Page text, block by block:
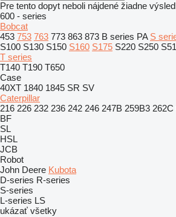
Pre tento dopyt neboli nájdené žiadne
600 - series
Bobcat
453 753 763 773 863 873 B series PA S
S100 S130 S150 S160 S175 S220 S250
T series
T140 T190 T650
Case
40XT 1840 1845 SR SV
Caterpillar
216 226 232 236 242 246 247B 259B3 262C
BF
SL
HSL
JCB
Robot
John Deere Kubota
D-series R-series
S-series
L-series LS
ukázať všetky